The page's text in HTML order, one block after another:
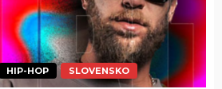
HIP-HOP SLOVENSKO